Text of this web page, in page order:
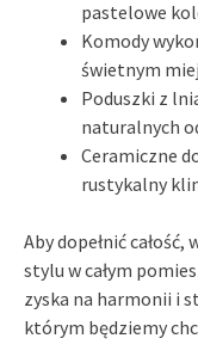
pastelowe
Komody
świetnym
Poduszki z
naturalnych
Ceramiczne
rustykalny
Aby dopełnić
stylu w całym
zyska na harmonii i
którym będziemy